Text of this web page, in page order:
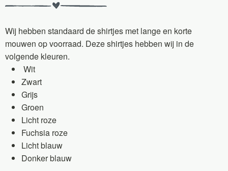
Wij hebben standaard de shirtjes met lange en korte
mouwen op voorraad. Deze shirtjes hebben wij in de
volgende kleuren.
Wit
Zwart
Grijs
Groen
Licht roze
Fuchsia roze
Licht blauw
Donker blauw